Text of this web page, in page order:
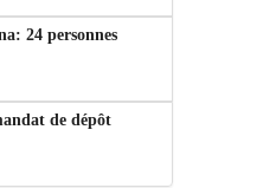
24 personnes
de dépôt